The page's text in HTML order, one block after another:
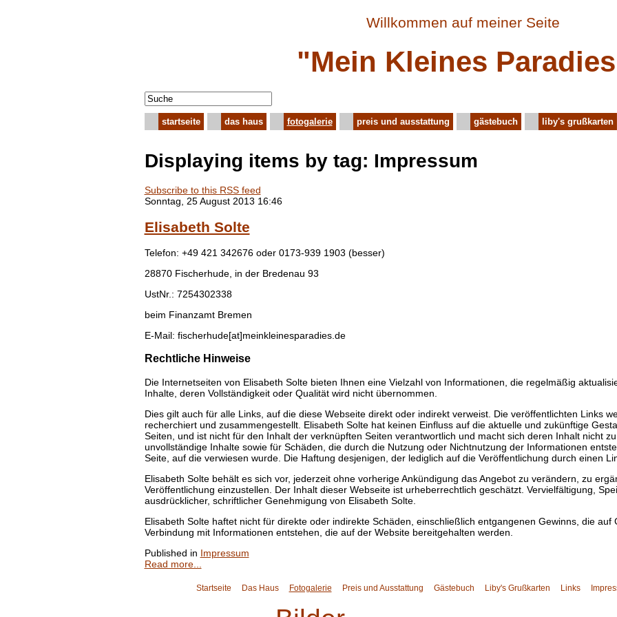
Willkommen auf meiner Seite
"Mein Kleines
startseite das haus fotogalerie preis und ausstattung gästebuch liby's grußkarten
Displaying items by tag: Impressum
Subscribe to this RSS feed
Sonntag, 25 August 2013 16:46
Elisabeth Solte
Telefon: +49 421 342676 oder 0173-939 1903 (besser)
28870 Fischerhude, in der Bredenau 93
UstNr.: 7254302338
beim Finanzamt Bremen
E-Mail: fischerhude[at]meinkleinesparadies.de
Rechtliche Hinweise
Die Internetseiten von Elisabeth Solte bieten Ihnen eine Vielzahl von Informationen, die regelmäßig
Inhalte, deren Vollständigkeit oder Qualität wird nicht übernommen.
Dies gilt auch für alle Links, auf die diese Webseite direkt oder indirekt verweist. Die veröffentlichten Links
recherchiert und zusammengestellt. Elisabeth Solte hat keinen Einfluss auf die aktuelle und zukünftige
Seiten, und ist nicht für den Inhalt der verknüpften Seiten verantwortlich und macht sich deren Inhalt nicht
unvollständige Inhalte sowie für Schäden, die durch die Nutzung oder Nichtnutzung der Informationen
Seite, auf die verwiesen wurde. Die Haftung desjenigen, der lediglich auf die Veröffentlichung durch einen
Elisabeth Solte behält es sich vor, jederzeit ohne vorherige Ankündigung das Angebot zu verändern, zu
Veröffentlichung einzustellen. Der Inhalt dieser Webseite ist urheberrechtlich geschätzt. Vervielfältigung,
ausdrücklicher, schriftlicher Genehmigung von Elisabeth Solte.
Elisabeth Solte haftet nicht für direkte oder indirekte Schäden, einschließlich entgangenen Gewinns, die auf
Verbindung mit Informationen entstehen, die auf der Website bereitgehalten werden.
Published in Impressum
Read more...
Startseite Das Haus Fotogalerie Preis und Ausstattung Gästebuch Liby's Grußkarten Links